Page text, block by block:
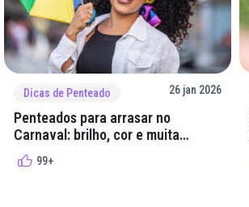
Dicas de Penteado 26 jan 2026
Penteados para arrasar no
Carnaval: brilho, cor e muita
criatividade
99+